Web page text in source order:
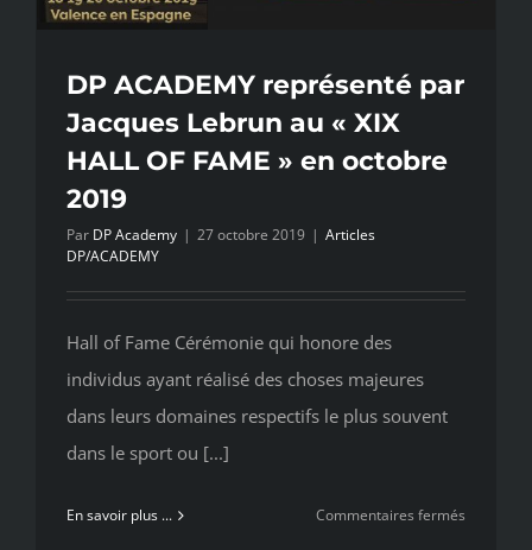
DP ACADEMY représenté par
Jacques Lebrun au « XIX
HALL OF FAME » en octobre
2019
Par DP Academy | 27 octobre 2019 | Articles
DP/ACADEMY
Hall of Fame Cérémonie qui honore des
individus ayant réalisé des choses majeures
dans leurs domaines respectifs le plus souvent
dans le sport ou [...]
En savoir plus ... Commentaires fermés